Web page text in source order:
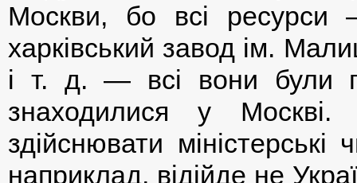
Москви, бо всі ресурси
харківський завод ім.
і т. д. — всі вони були
знаходилися у Москві.
здійснювати
наприклад, відійде не